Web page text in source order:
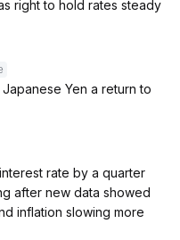
right to hold rates steady
Yen a return to
rate by a quarter
after new data showed
inflation slowing more